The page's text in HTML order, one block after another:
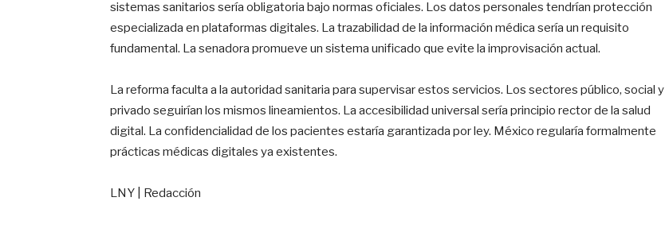
sistemas sanitarios sería obligatoria bajo normas oficiales. Los datos personales tendrían protección
especializada en plataformas digitales. La trazabilidad de la información médica sería un requisito
fundamental. La senadora promueve un sistema unificado que evite la improvisación actual.
La reforma faculta a la autoridad sanitaria para supervisar estos servicios. Los sectores público, social y
privado seguirían los mismos lineamientos. La accesibilidad universal sería principio rector de la salud
digital. La confidencialidad de los pacientes estaría garantizada por ley. México regularía formalmente
prácticas médicas digitales ya existentes.
LNY | Redacción